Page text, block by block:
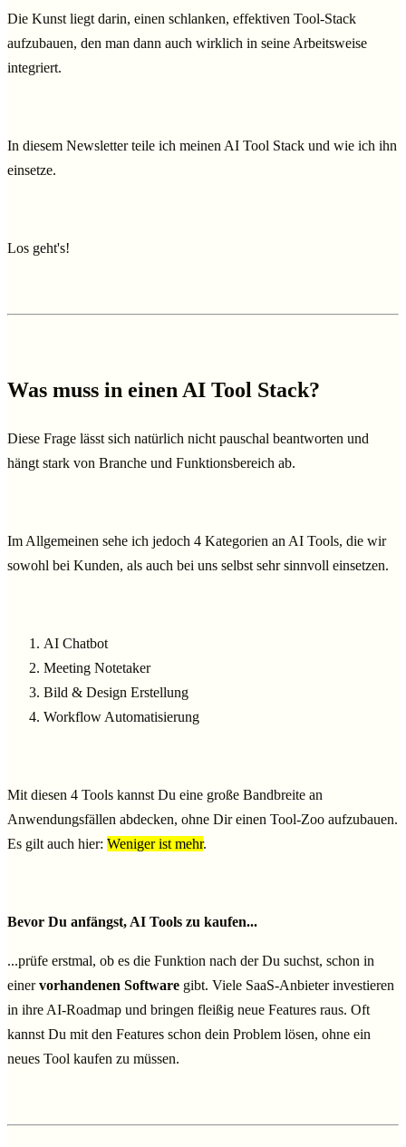
Die Kunst liegt darin, einen schlanken, effektiven Tool-Stack
aufzubauen, den man dann auch wirklich in seine Arbeitsweise
integriert.
In diesem Newsletter teile ich meinen AI Tool Stack und wie ich ihn
einsetze.
Los geht's!
Was muss in einen AI Tool Stack?
Diese Frage lässt sich natürlich nicht pauschal beantworten und
hängt stark von Branche und Funktionsbereich ab.
Im Allgemeinen sehe ich jedoch 4 Kategorien an AI Tools, die wir
sowohl bei Kunden, als auch bei uns selbst sehr sinnvoll einsetzen.
AI Chatbot
Meeting Notetaker
Bild & Design Erstellung
Workflow Automatisierung
Mit diesen 4 Tools kannst Du eine große Bandbreite an
Anwendungsfällen abdecken, ohne Dir einen Tool-Zoo aufzubauen.
Es gilt auch hier: Weniger ist mehr.
Bevor Du anfängst, AI Tools zu kaufen...
...prüfe erstmal, ob es die Funktion nach der Du suchst, schon in
einervorhandenen Software gibt. Viele SaaS-Anbieter investieren
in ihre AI-Roadmap und bringen fleißig neue Features raus. Oft
kannst Du mit den Features schon dein Problem lösen, ohne ein
neues Tool kaufen zu müssen.